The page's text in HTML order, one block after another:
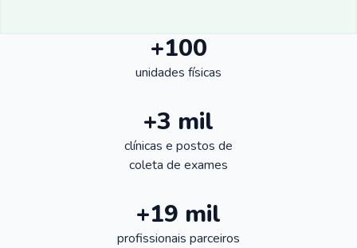
+100
unidades físicas
+3 mil
clínicas e postos de
coleta de exames
+19 mil
profissionais parceiros